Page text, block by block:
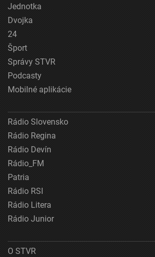
Jednotka
Dvojka
24
Šport
Správy STVR
Podcasty
Mobilné aplikácie
Rádio Slovensko
Rádio Regina
Rádio Devín
Rádio_FM
Patria
Rádio RSI
Rádio Litera
Rádio Junior
O STVR